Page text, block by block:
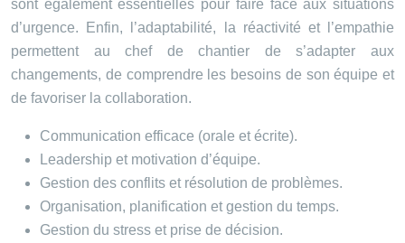
sont également essentielles pour faire face aux situations
d’urgence. Enfin, l’adaptabilité, la réactivité et l’empathie
permettent au chef de chantier de s’adapter aux
changements, de comprendre les besoins de son équipe et
de favoriser la collaboration.
Communication efficace (orale et écrite).
Leadership et motivation d’équipe.
Gestion des conflits et résolution de problèmes.
Organisation, planification et gestion du temps.
Gestion du stress et prise de décision.